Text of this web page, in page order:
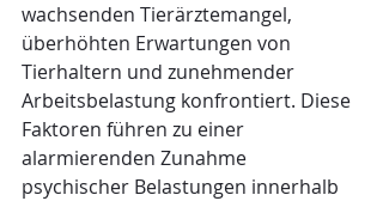
wachsenden Tierärztemangel,
überhöhten Erwartungen von
Tierhaltern und zunehmender
Arbeitsbelastung konfrontiert. Diese
Faktoren führen zu einer
alarmierenden Zunahme
psychischer Belastungen innerhalb